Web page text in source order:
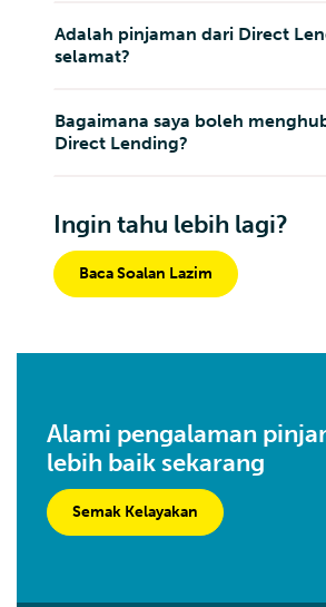
Adalah pinjaman dari Direct
selamat?
Bagaimana saya boleh
Direct Lending?
Ingin tahu lebih lagi?
Baca Soalan Lazim
Alami pengalaman
lebih baik sekarang
Semak Kelayakan